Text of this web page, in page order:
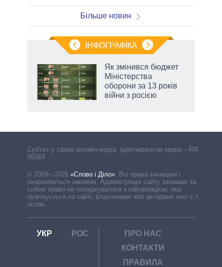
Більше новин
ІНФОГРАФІКА
Як змінився бюджет
Міністерства
оборони за 13 років
війни з росією
Cуб'єкт у сфері онлайн-медіа. Ідентифікатор медіа – R40-
05063
© 2009—2026 «Слово і Діло» Всі права захищені і
охороняються законом. Адміністрація сайту залишає за
собою право не погоджуватися з інформацією, яка
публікується на сайті, власниками або авторами якої є треті
особи.
УКР РОС
ПРО НАС
КОНТАКТИ
ПРАВИЛА